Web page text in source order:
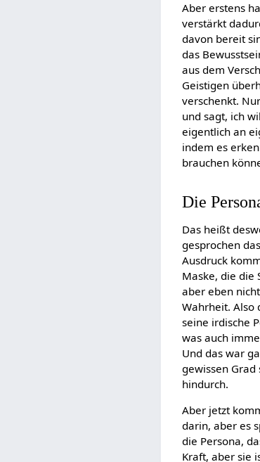
Aber erstens
verstärkt
davon bereit
das
aus dem
Geistigen
verschenkt.
und sagt, ich
eigentlich an
indem es
brauchen
Die
Das heißt
gesprochen
Ausdruck
Maske, die die
aber eben
Wahrheit. Also
seine irdische
was auch
Und das war
gewissen
hindurch.
Aber jetzt
darin, aber es
die Persona,
Kraft, aber sie